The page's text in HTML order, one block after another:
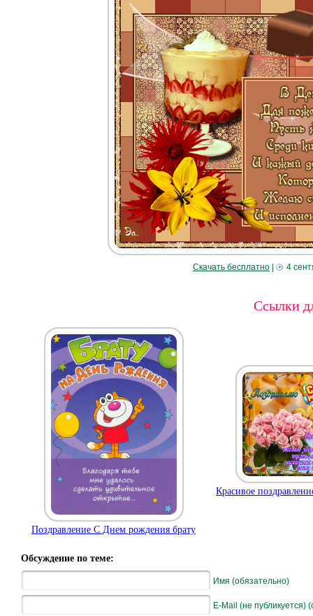
Скачать бесплатно 4
Ссылки
Поздравление С Днем рождения брату
Красивое
Обсуждение по теме:
Имя (обязательно)
E-Mail (не публикуется)